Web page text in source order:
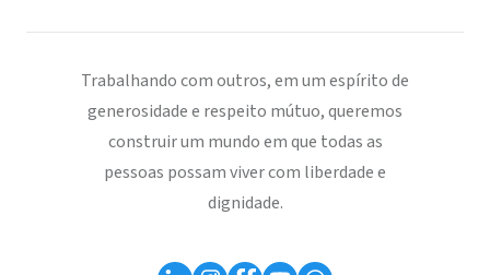
Trabalhando com outros, em um espírito de
generosidade e respeito mútuo, queremos
construir um mundo em que todas as
pessoas possam viver com liberdade e
dignidade.